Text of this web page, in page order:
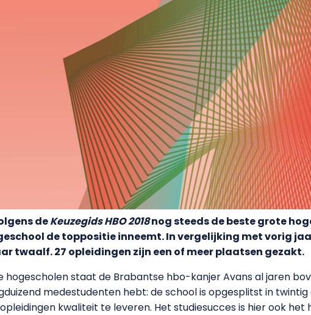
deKeuzegids HBO 2018nog steeds de beste grote
de toppositie inneemt. In vergelijking met vorig
twaalf. 27 opleidingen zijn een of meer plaatsen gezakt.
hogescholen staat de Brabantse hbo-kanjer Avans al jaren
medestudenten hebt: de school is opgesplitst in
kwaliteit te leveren. Het studiesucces is hier ook